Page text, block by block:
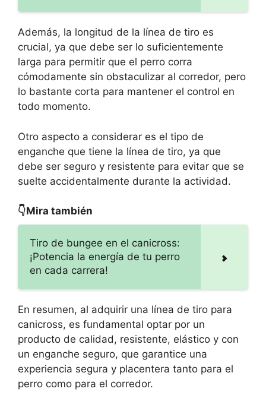
Además, la longitud de la línea de tiro es
crucial, ya que debe ser lo suficientemente
larga para permitir que el perro corra
cómodamente sin obstaculizar al corredor, pero
lo bastante corta para mantener el control en
todo momento.
Otro aspecto a considerar es el tipo de
enganche que tiene la línea de tiro, ya que
debe ser seguro y resistente para evitar que se
suelte accidentalmente durante la actividad.
👇Mira también
Tiro de bungee en el canicross:
¡Potencia la energía de tu perro
en cada carrera!
En resumen, al adquirir una línea de tiro para
canicross, es fundamental optar por un
producto de calidad, resistente, elástico y con
un enganche seguro, que garantice una
experiencia segura y placentera tanto para el
perro como para el corredor.